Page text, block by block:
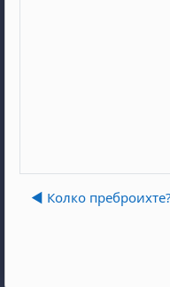
◀︎ Колко преброихте?